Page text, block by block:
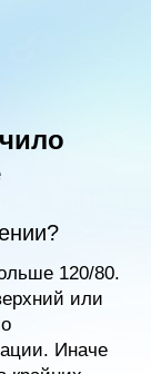
120/80.
или
Иначе